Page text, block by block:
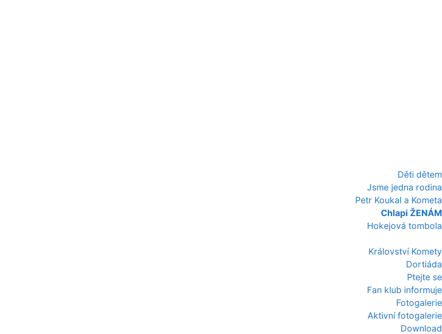
Děti dětem
Jsme jedna rodina
Petr Koukal a Kometa
Chlapi ŽENÁM
Hokejová tombola
Království Komety
Dortiáda
Ptejte se
Fan klub informuje
Fotogalerie
Aktivní fotogalerie
Download